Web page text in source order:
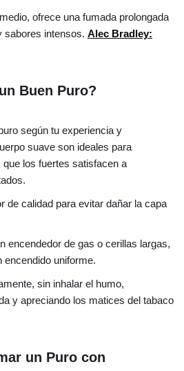
ofrece una fumada prolongada
sabores intensos. Alec Bradley:
Buen Puro?
según tu experiencia y
suave son ideales para
los fuertes satisfacen a
de calidad para evitar dañar la capa
encendedor de gas o cerillas largas,
encendido uniforme.
sin inhalar el humo,
y apreciando los matices del tabaco
un Puro con